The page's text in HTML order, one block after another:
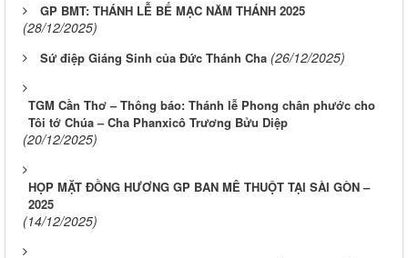
GP BMT: THÁNH LỄ BẾ MẠC NĂM THÁNH 2025
(28/12/2025)
Sứ điệp Giáng Sinh của Đức Thánh Cha (26/12/2025)
TGM Cần Thơ – Thông báo: Thánh lễ Phong chân phước cho
Tôi tớ Chúa – Cha Phanxicô Trương Bửu Diệp
(20/12/2025)
HỌP MẶT ĐỒNG HƯƠNG GP BAN MÊ THUỘT TẠI SÀI GÒN –
2025
(14/12/2025)